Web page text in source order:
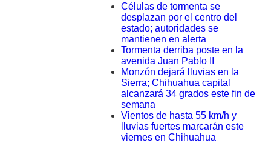
Células de tormenta se
desplazan por el centro del
estado; autoridades se
mantienen en alerta
Tormenta derriba poste en la
avenida Juan Pablo II
Monzón dejará lluvias en la
Sierra; Chihuahua capital
alcanzará 34 grados este fin de
semana
Vientos de hasta 55 km/h y
lluvias fuertes marcarán este
viernes en Chihuahua